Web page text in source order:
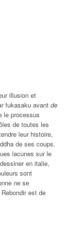
illusion et
fukasaku avant de
le processus
de toutes les
leur histoire,
de ses coups.
lacunes sur le
en italie,
sont
ne se
est de